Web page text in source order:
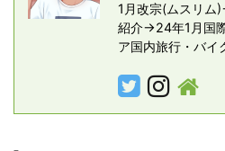
1月改宗(ムスリム
紹介→24年1月国
ア国内旅行・バイ